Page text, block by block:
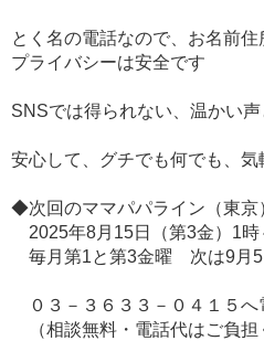
とく名の電話なので、お名前
プライバシーは安全です
SNSでは得られない、温かい
安心して、グチでも何でも、気
◆次回のママパパライン（東京
2025年8月15日（第3金）1時
毎月第1と第3金曜 次は9月5
０３－３６３３－０４１５へ
（相談無料・電話代はご負担